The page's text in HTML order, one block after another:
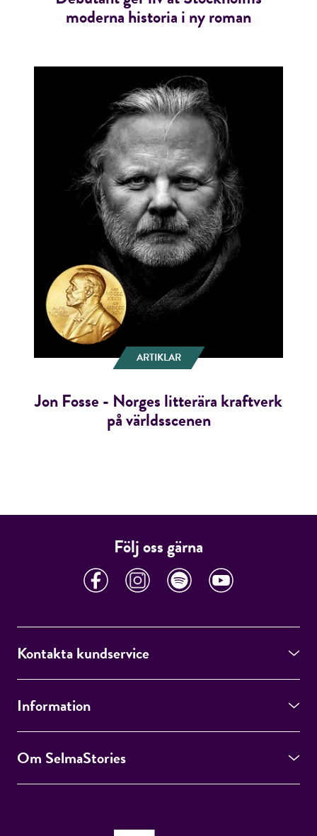
moderna historia i ny roman
ARTIKLAR
Jon Fosse - Norges litterära kraftverk
på världsscenen
Följ oss gärna
Kontakta kundservice
Information
Om SelmaStories